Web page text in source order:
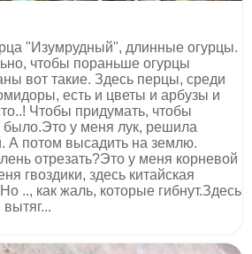
"Изумрудный", длинные огурцы.
чтобы пораньше огурцы
вот такие. Здесь перцы, среди
есть и цветы и арбузы и
Чтобы придумать, чтобы
было.Это у меня лук, решила
А потом высадить на землю.
отрезать?Это у меня корневой
гвоздики, здесь китайская
.., как жаль, которые гибнут.Здесь